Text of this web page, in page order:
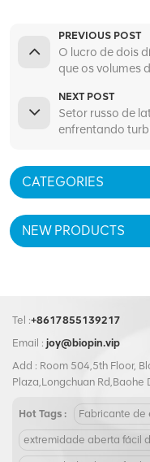
PREVIOUS POST
O lucro de dois
que os volumes
NEXT POST
Setor russo de
enfrentando
CATEGORIES
NEW PRODUCTS
Tel :+8617855139217
Email : joy@biopin.vip
Add : Room 504,5th Floor,
Plaza,Longchuan Rd,Baohe
Hot Tags : Fabricante de
extremidade aberta fácil